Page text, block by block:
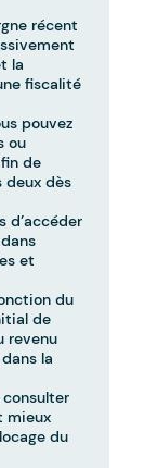
récent
la
fiscalité
pouvez
ou
de
deux dès
d’accéder
et
du
de
revenu
la
consulter
mieux
du